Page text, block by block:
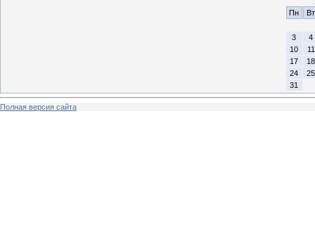
Пн
Вт
3
4
10
11
17
18
24
25
31
Полная версия сайта